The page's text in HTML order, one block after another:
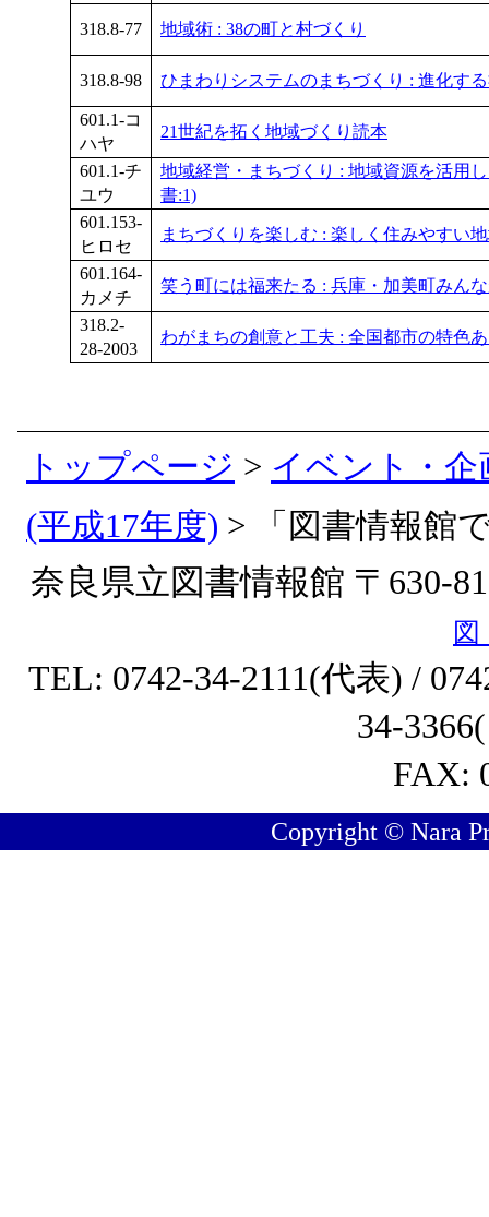
318.8-77 地域術 : 38の町と村づくり
318.8-98 ひまわりシステムのまちづくり : 進化す
601.1-コ
ハヤ
21世紀を拓く地域づくり読本
601.1-チ
ユウ
地域経営・まちづくり : 地域資源を活用
書:1)
601.153-
ヒロセ
まちづくりを楽しむ : 楽しく住みやすい
601.164-
カメチ
笑う町には福来たる : 兵庫・加美町みん
318.2-
28-2003
わがまちの創意と工夫 : 全国都市の特色
トップページ > イベント・企
(平成17年度) >
「図書情報館
奈良県立図書情報館 〒630-
図
TEL: 0742-34-2111(代表) /
34-
FAX:
Copyright © Nara